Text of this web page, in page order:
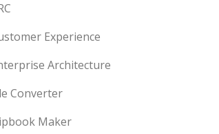
Experience
Architecture
Converter
Maker